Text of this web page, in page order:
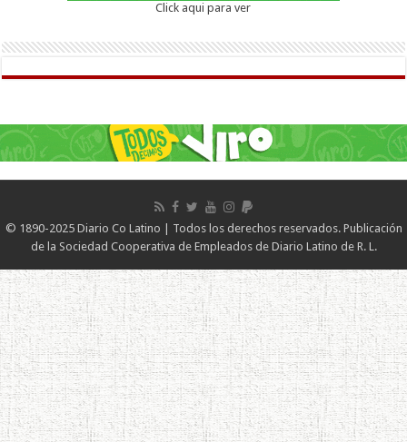
Click aqui para ver
© 1890-2025 Diario Co Latino | Todos los derechos reservados. Publicación
de la Sociedad Cooperativa de Empleados de Diario Latino de R. L.